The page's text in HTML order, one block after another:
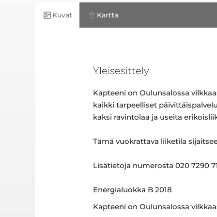
Kuvat Kartta
Yleisesittely
Kapteeni on Oulunsalossa
kaikki tarpeelliset
kaksi ravintolaa ja useita
Tämä vuokrattava liiketila
Lisätietoja numerosta 020 7290
Energialuokka B 2018
Kapteeni on Oulunsalossa